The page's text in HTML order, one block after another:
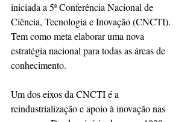
iniciada a 5ª Conferência Nacional de
Ciência, Tecnologia e Inovação (CNCTI).
Tem como meta elaborar uma nova
estratégia nacional para todas as áreas de
conhecimento.
Um dos eixos da CNCTI é a
reindustrialização e apoio à inovação nas